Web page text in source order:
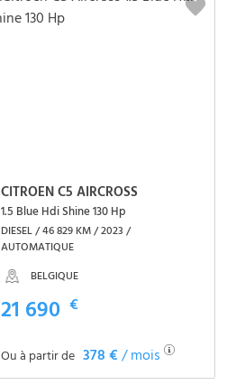
CITROEN C5 AIRCROSS
1.5 Blue Hdi Shine 130 Hp
DIESEL / 46 829 KM / 2023 /
AUTOMATIQUE
BELGIQUE
21 690 €
Ou à partir de 378 €/ mois